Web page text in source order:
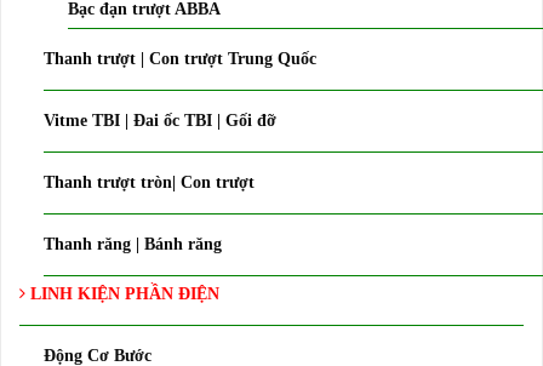
Bạc đạn trượt ABBA
Thanh trượt | Con trượt Trung Quốc
Vitme TBI | Đai ốc TBI | Gối đỡ
Thanh trượt tròn| Con trượt
Thanh răng | Bánh răng
LINH KIỆN PHẦN ĐIỆN
Động Cơ Bước